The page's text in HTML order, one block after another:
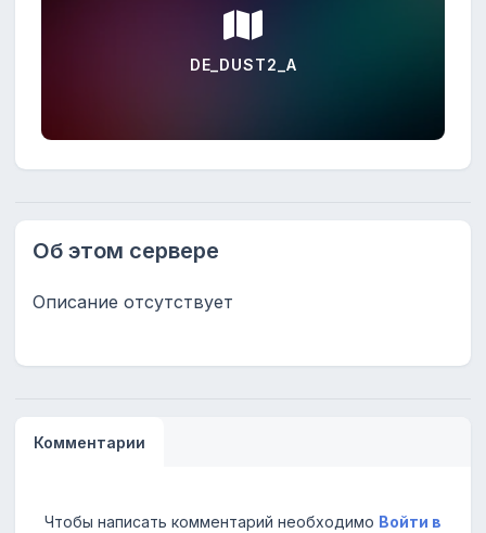
DE_DUST2_A
Об этом сервере
Описание отсутствует
Комментарии
Чтобы написать комментарий необходимо Войти в